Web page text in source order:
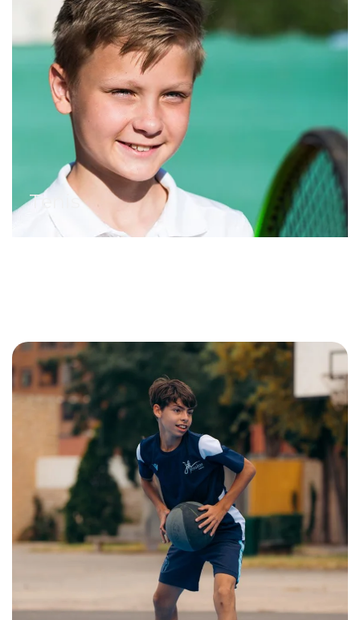
Tenis